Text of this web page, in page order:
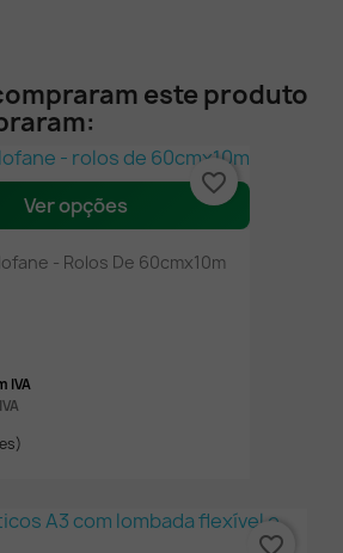
este produto
Ver opções
- Rolos De 60cmx10m
IVA
favorite_border
favorite_border